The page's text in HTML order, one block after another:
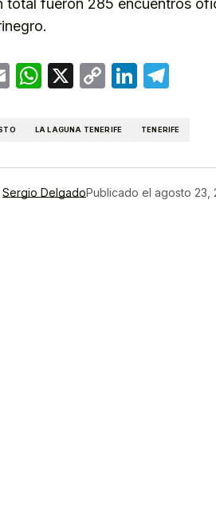
EmailWhatsApp
X
Copy
LA LAGUNA TENERIFE TENERIFE
Sergio DelgadoPublicado el agosto 23,